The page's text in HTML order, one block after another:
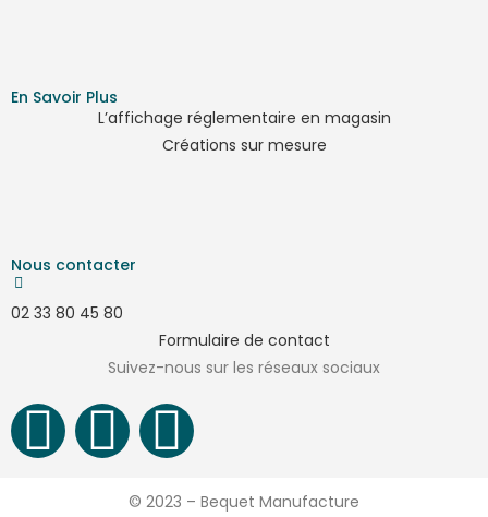
En Savoir Plus
L’affichage réglementaire en magasin
Créations sur mesure
Nous contacter
02 33 80 45 80
Formulaire de contact
Suivez-nous sur les réseaux sociaux
© 2023 – Bequet Manufacture